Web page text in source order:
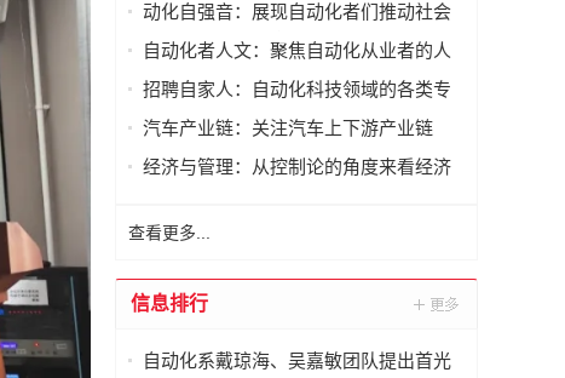
动化自强音：展现自动化者们推动社会
进步发出的响亮声音
自动化者人文：聚焦自动化从业者的人
文思考
招聘自家人：自动化科技领域的各类专
家及人才需求资讯
汽车产业链：关注汽车上下游产业链
经济与管理：从控制论的角度来看经济
查看更多...
信息排行
自动化系戴琼海、吴嘉敏团队提出首光